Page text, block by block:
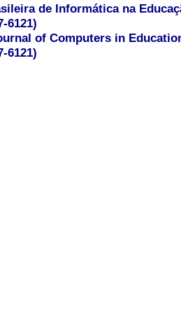
de Informática na
6121)
of Computers in
6121)